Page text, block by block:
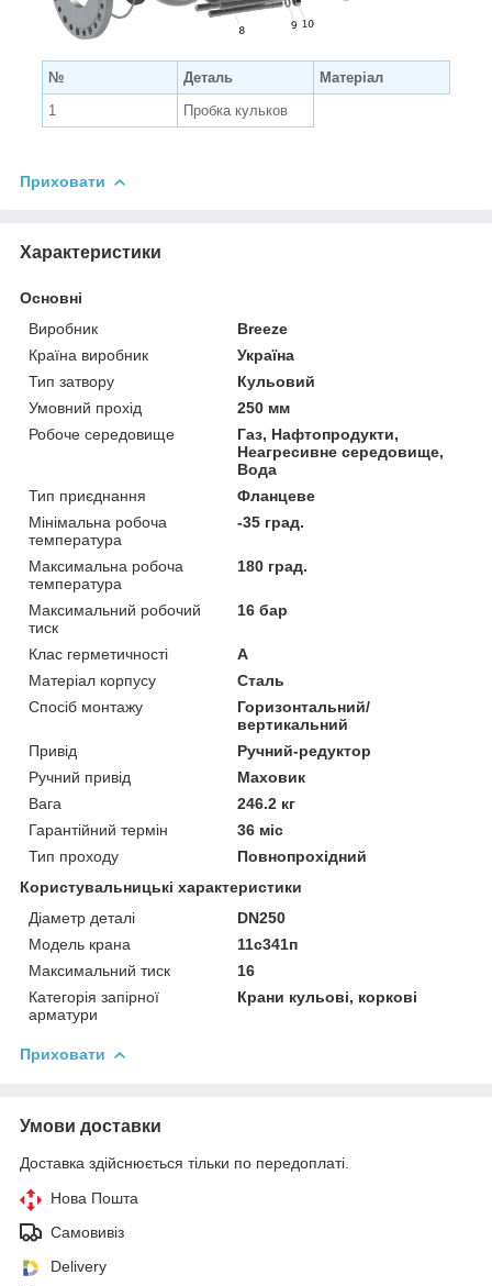
№ Деталь
Матеріал
1
Пробка кульков
Приховати
Характеристики
Основні
Виробник
Breeze
Країна виробник
Україна
Тип затвору
Кульовий
Умовний прохід
250 мм
Робоче середовище
Газ, Нафтопродукти,
Неагресивне середовище,
Вода
Тип приєднання
Фланцеве
Мінімальна робоча
температура
-35 град.
Максимальна робоча
температура
180 град.
Максимальний робочий
тиск
16 бар
Клас герметичності
А
Матеріал корпусу
Сталь
Спосіб монтажу
Горизонтальний/
вертикальний
Привід
Ручний-редуктор
Ручний привід
Маховик
Вага
246.2 кг
Гарантійний термін
36 міс
Тип проходу
Повнопрохідний
Користувальницькі характеристики
Діаметр деталі
DN250
Модель крана
11c341п
Максимальний тиск
16
Категорія запірної
арматури
Крани кульові, коркові
Приховати
Умови доставки
Доставка здійснюється тільки по передоплаті.
Нова Пошта
Самовивіз
Delivery